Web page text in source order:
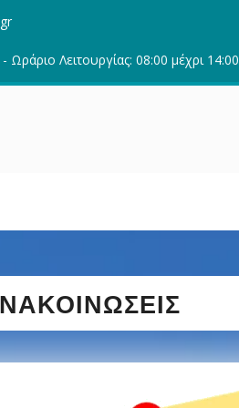
Λειτουργίας: 08:00 μέχρι 14:00